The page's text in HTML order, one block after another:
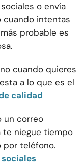
o envía
cuando intentas
probable es
cuando quieres
a lo que es el
calidad
un correo
niegue tiempo
por teléfono.